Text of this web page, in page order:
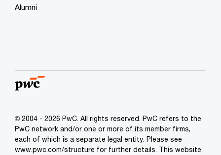
Alumni
© 2004 - 2026 PwC. All rights reserved. PwC refers to the
PwC network and/or one or more of its member firms,
each of which is a separate legal entity. Please see
www.pwc.com/structure for further details. This website